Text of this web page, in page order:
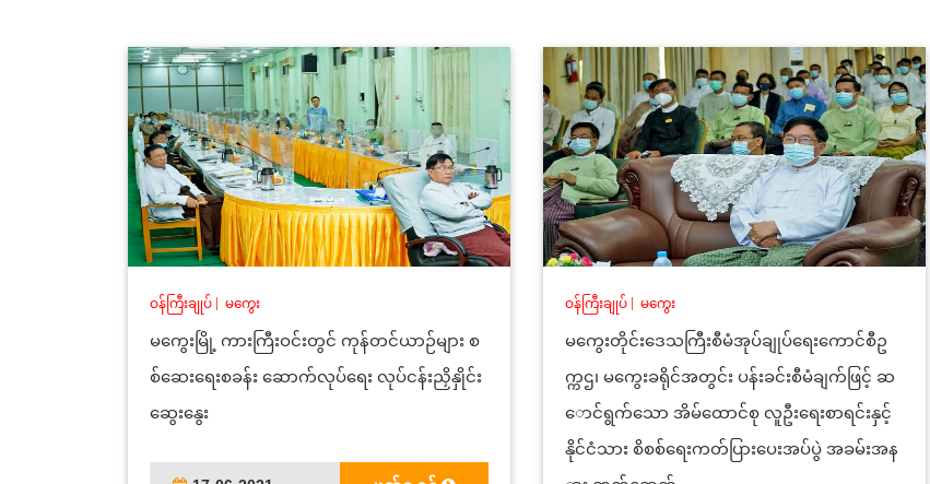
ဝန်ကြီးချုပ် မကွေး
မကွေးမြို့ ကားကြီးဝင်းတွင် ကုန်တင်ယာဉ်များ စ
စ်ဆေးရေးစခန်း ဆောက်လုပ်ရေး လုပ်ငန်းညှိနှိုင်း
ဆွေးနွေး
ဝန်ကြီးချုပ် မကွေး
မကွေးတိုင်းဒေသကြီးစီမံအုပ်ချုပ်ရေးကောင်စီဥ
က္ကဌ၊ မကွေးခရိုင်အတွင်း ပန်းခင်းစီမံချက်ဖြင့် ဆ
ောင်ရွက်သော အိမ်ထောင်စု လူဦးရေးစာရင်းနှင့်
နိုင်ငံသား စိစစ်ရေးကတ်ပြားပေးအပ်ပွဲ အခမ်းအန